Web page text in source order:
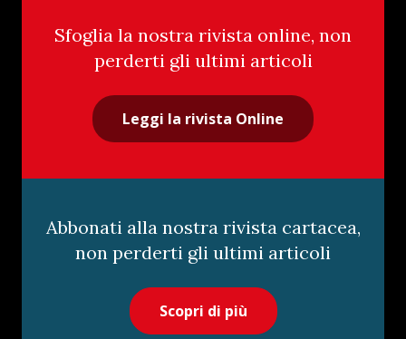
Sfoglia la nostra rivista online, non
perderti gli ultimi articoli
Leggi la rivista Online
Abbonati alla nostra rivista cartacea,
non perderti gli ultimi articoli
Scopri di più